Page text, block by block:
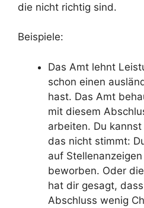
die nicht richtig sind.
Beispiele:
Das Amt lehnt
schon einen
hast. Das Amt
mit diesem
arbeiten. Du
das nicht stimmt:
auf
beworben. Oder
hat dir gesagt,
Abschluss wenig